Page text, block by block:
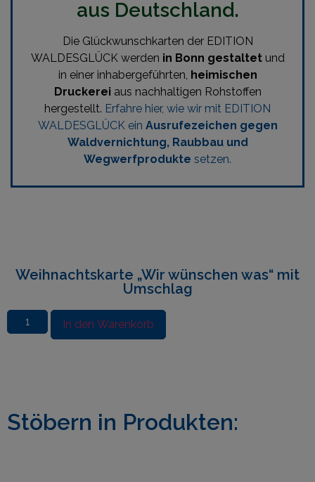
aus Deutschland.
Die Glückwunschkarten der EDITION
WALDESGLÜCK werden in Bonn gestaltetund
in einer inhabergeführten, heimischen
Druckereiaus nachhaltigen Rohstoffen
hergestellt. Erfahre hier, wie wir mit EDITION
WALDESGLÜCK ein Ausrufezeichen gegen
Waldvernichtung, Raubbau und
Wegwerfprodukte setzen.
Weihnachtskarte „Wir wünschen was“ mit
Umschlag
In den Warenkorb
Stöbern in Produkten: